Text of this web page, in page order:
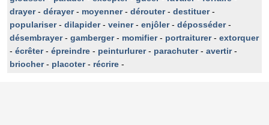
drayer- dérayer- moyenner- dérouter- destituer-
populariser- dilapider- veiner- enjôler- déposséder-
désembrayer- gamberger- momifier- portraiturer- extorquer
- écrêter- épreindre - peinturlurer- parachuter- avertir-
briocher- placoter- récrire -